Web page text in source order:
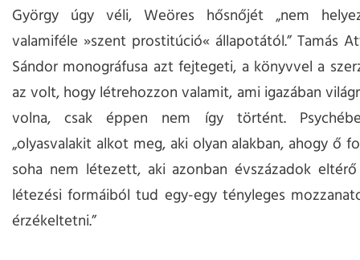
György úgy véli, Weöres hősnőjét „nem
valamiféle »szent prostitúció« állapotától.” Tamás
Sándor monográfusa azt fejtegeti, a könyvvel a
az volt, hogy létrehozzon valamit, ami igazában
volna, csak éppen nem így történt.
„olyasvalakit alkot meg, aki olyan alakban, ahogy ő
soha nem létezett, aki azonban évszázadok
létezési formáiból tud egy-egy tényleges
érzékeltetni.”